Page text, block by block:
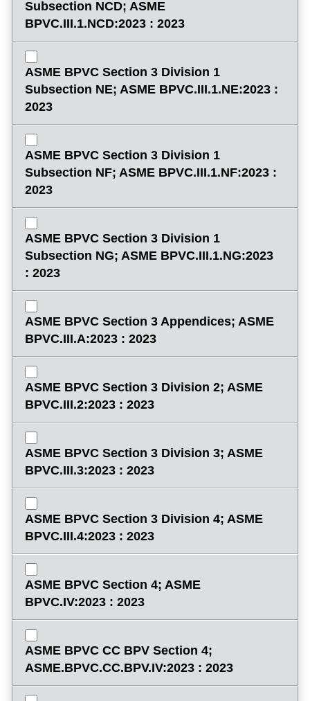
Subsection NCD; ASME
BPVC.III.1.NCD:2023 : 2023
ASME BPVC Section 3 Division 1
Subsection NE; ASME BPVC.III.1.NE:2023 :
2023
ASME BPVC Section 3 Division 1
Subsection NF; ASME BPVC.III.1.NF:2023 :
2023
ASME BPVC Section 3 Division 1
Subsection NG; ASME BPVC.III.1.NG:2023
: 2023
ASME BPVC Section 3 Appendices; ASME
BPVC.III.A:2023 : 2023
ASME BPVC Section 3 Division 2; ASME
BPVC.III.2:2023 : 2023
ASME BPVC Section 3 Division 3; ASME
BPVC.III.3:2023 : 2023
ASME BPVC Section 3 Division 4; ASME
BPVC.III.4:2023 : 2023
ASME BPVC Section 4; ASME
BPVC.IV:2023 : 2023
ASME BPVC CC BPV Section 4;
ASME.BPVC.CC.BPV.IV:2023 : 2023